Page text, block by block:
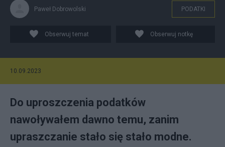
Paweł Dobrowolski PODATKI
Obserwuj temat Obserwuj notkę
10.09.2023
Do uproszczenia podatków
nawoływałem dawno temu, zanim
upraszczanie stało się stało modne.